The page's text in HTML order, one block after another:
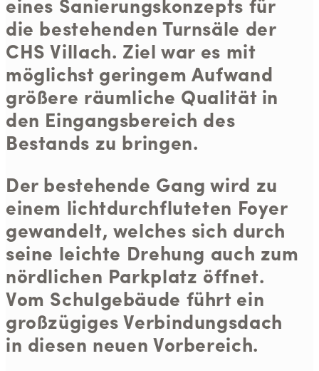
die bestehenden Turnsäle der
CHS Villach. Ziel war es mit
möglichst geringem Aufwand
größere räumliche Qualität in
den Eingangsbereich des
Bestands zu bringen.
Der bestehende Gang wird zu
einem lichtdurchfluteten Foyer
gewandelt, welches sich durch
seine leichte Drehung auch zum
nördlichen Parkplatz öffnet.
Vom Schulgebäude führt ein
großzügiges Verbindungsdach
in diesen neuen Vorbereich.